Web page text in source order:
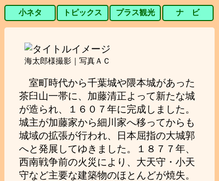
小ネタ トピックス プラス観光 ナ ビ
海太郎様撮影｜写真ＡＣ
室町時代から千葉城や隈本城があった
茶臼山一帯に、加藤清正よって新たな城
が造られ、１６０７年に完成しました。
城主が加藤家から細川家へ移ってからも
城域の拡張が行われ、日本屈指の大城郭
へと発展してゆきました。１８７７年、
西南戦争前の火災により、大天守・小天
守など主要な建築物のほとんどが焼失。